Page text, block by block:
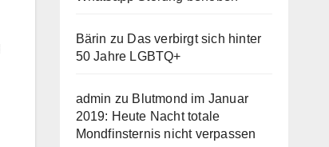
Bärin zu Das verbirgt sich hinter
50 Jahre LGBTQ+
admin zu Blutmond im Januar
2019: Heute Nacht totale
Mondfinsternis nicht verpassen